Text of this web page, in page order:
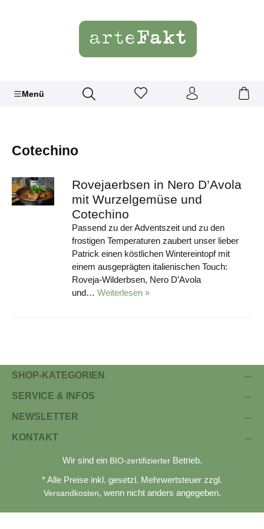
Menü
Cotechino
Rovejaerbsen in Nero D’Avola
mit Wurzelgemüse und
Cotechino
Passend zu der Adventszeit und zu den
frostigen Temperaturen zaubert unser lieber
Patrick einen köstlichen Wintereintopf mit
einem ausgeprägten italienischen Touch:
Roveja-Wilderbsen, Nero D’Avola
und… Weiterlesen »
SHOP-KATEGORIEN
SERVICE & INFOS
NEWSLETTER
KONTAKT
Wir sind ein BIO-zertifizierterBetrieb.
* Alle Preise inkl. gesetzl. Mehrwertsteuer zzgl.
Versandkosten, wenn nicht anders angegeben.